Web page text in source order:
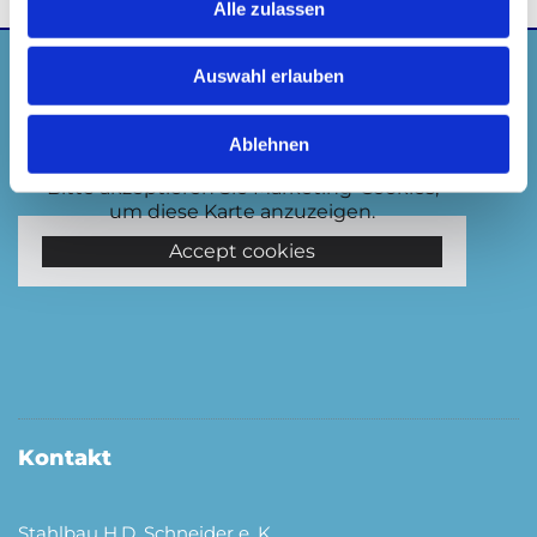
Alle zulassen
Auswahl erlauben
Ablehnen
Bitte akzeptieren Sie Marketing-Cookies,
um diese Karte anzuzeigen.
Accept cookies
Kontakt